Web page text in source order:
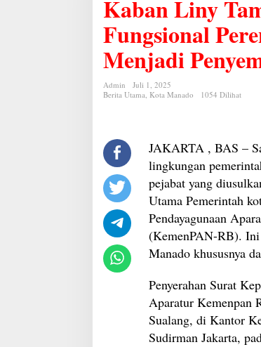
Sandang
Jabatan
Fungsional
Perencana
Utama,
Wawali
:
ASN
Lainnya
Kaban Liny
Fungsional
Menjadi
Admin
Juli 1, 2025
Berita Utama Kota Manado 1054 Dilihat
JAKARTA , BAS –
lingkungan
pejabat yang
Utama Pemerintah
Pendayagunaan
(KemenPAN-RB).
Manado khususnya
Penyerahan Surat
Aparatur Kemenpan
Sualang, di Kantor
Sudirman Jakarta,